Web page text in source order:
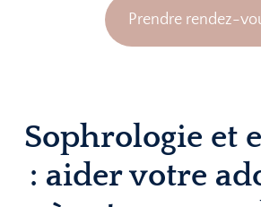
Prendre rendez-
Sophrologie et
: aider votre